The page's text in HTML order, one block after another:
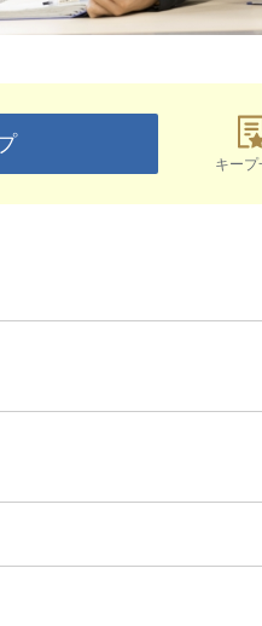
キープ